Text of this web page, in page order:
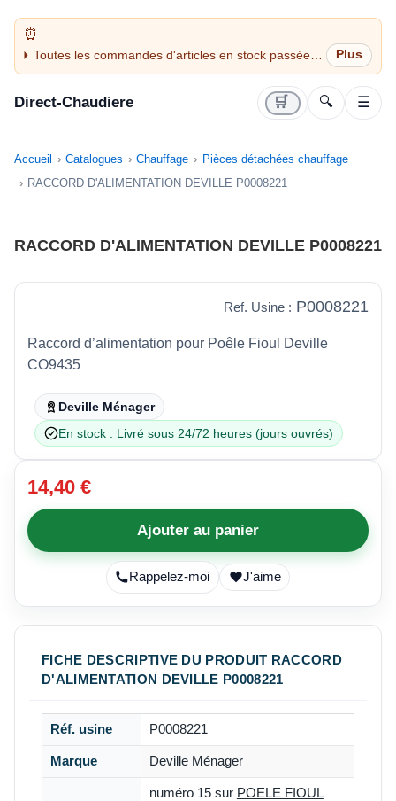
Toutes les commandes d'articles en stock passées
avant 14H sont expédiées le jour même (jours
Direct-Chaudiere 🛒 🔍 ☰
Accueil Catalogues Chauffage
Pièces détachées chauffage
RACCORD D'ALIMENTATION DEVILLE P0008221
RACCORD D'ALIMENTATION DEVILLE P0008221
Ref. Usine : P0008221
Raccord d’alimentation pour Poêle Fioul Deville
CO9435
Deville Ménager
En stock : Livré sous 24/72 heures (jours ouvrés)
14,40 €
Ajouter au panier
Rappelez-moi J'aime
FICHE DESCRIPTIVE DU PRODUIT RACCORD
D'ALIMENTATION DEVILLE P0008221
Réf. usine P0008221
Marque Deville Ménager
numéro 15 sur POELE FIOUL